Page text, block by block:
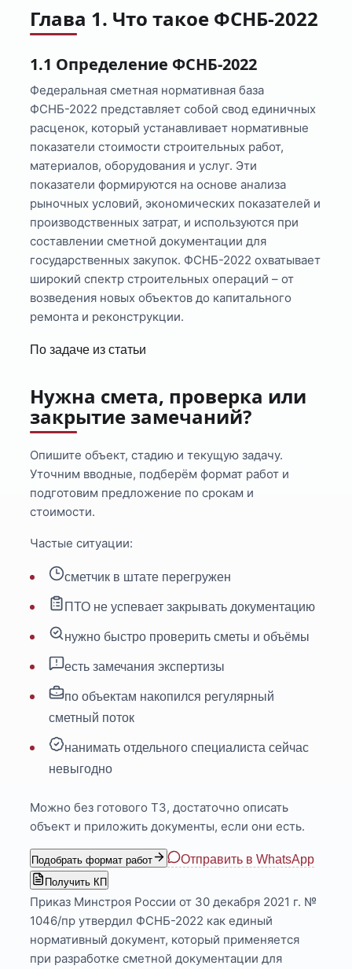
Глава 1. Что такое ФСНБ-2022
1.1 Определение ФСНБ-2022
Федеральная сметная нормативная база
ФСНБ-2022 представляет собой свод единичных
расценок, который устанавливает нормативные
показатели стоимости строительных работ,
материалов, оборудования и услуг. Эти
показатели формируются на основе анализа
рыночных условий, экономических показателей и
производственных затрат, и используются при
составлении сметной документации для
государственных закупок. ФСНБ-2022 охватывает
широкий спектр строительных операций – от
возведения новых объектов до капитального
ремонта и реконструкции.
По задаче из статьи
Нужна смета, проверка или
закрытие замечаний?
Опишите объект, стадию и текущую задачу.
Уточним вводные, подберём формат работ и
подготовим предложение по срокам и
стоимости.
Частые ситуации:
сметчик в штате перегружен
ПТО не успевает закрывать документацию
нужно быстро проверить сметы и объёмы
есть замечания экспертизы
по объектам накопился регулярный
сметный поток
нанимать отдельного специалиста сейчас
невыгодно
Можно без готового ТЗ, достаточно описать
объект и приложить документы, если они есть.
Подобрать формат работ Отправить в WhatsApp
Получить КП
Приказ Минстроя России от 30 декабря 2021 г. №
1046/пр утвердил ФСНБ-2022 как единый
нормативный документ, который применяется
при разработке сметной документации для